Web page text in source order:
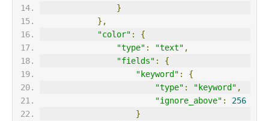
}
},
"color" :
{
"type" : "text" ,
"fields" :
{
"keyword" :
{
"type" : "keyword" ,
"ignore_above" :
256
}